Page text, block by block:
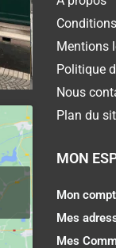
Mentions
Politique
Nous
Plan du
MON
Mon
Mes
Mes